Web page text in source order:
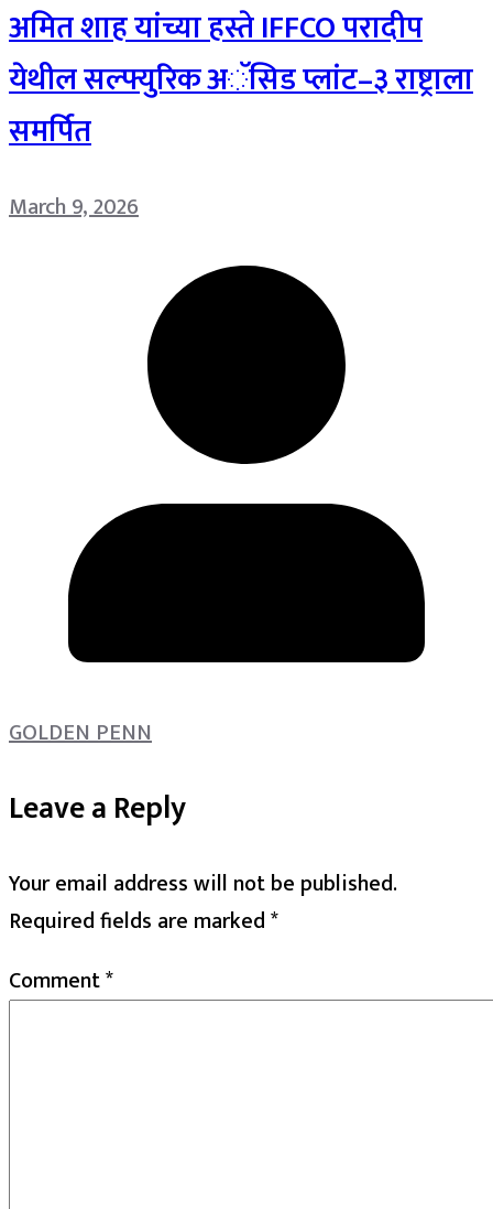
अमित शाह यांच्या हस्ते IFFCO परादीप
येथील सल्फ्युरिक अॅसिड प्लांट–३ राष्ट्राला
समर्पित
March 9, 2026
GOLDEN PENN
Leave a Reply
Your email address will not be published.
Required fields are marked*
Comment*